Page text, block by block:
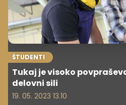
ŠTUDENTI
Tukaj je visoko
delovni sili
19. 05. 2023 13.10